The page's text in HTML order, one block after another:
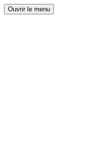
Ouvrir le menu